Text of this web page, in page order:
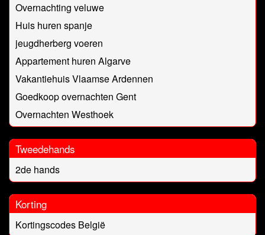
Overnachting veluwe
Huis huren spanje
jeugdherberg voeren
Appartement huren Algarve
Vakantiehuis Vlaamse Ardennen
Goedkoop overnachten Gent
Overnachten Westhoek
Tweedehands
2de hands
Korting
Kortingscodes België